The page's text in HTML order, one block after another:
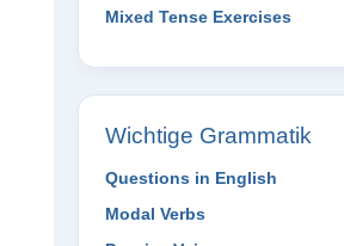
Mixed Tense Exercises
Wichtige Grammatik
Questions in English
Modal Verbs